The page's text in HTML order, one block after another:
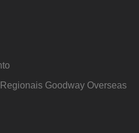
Goodway Overseas